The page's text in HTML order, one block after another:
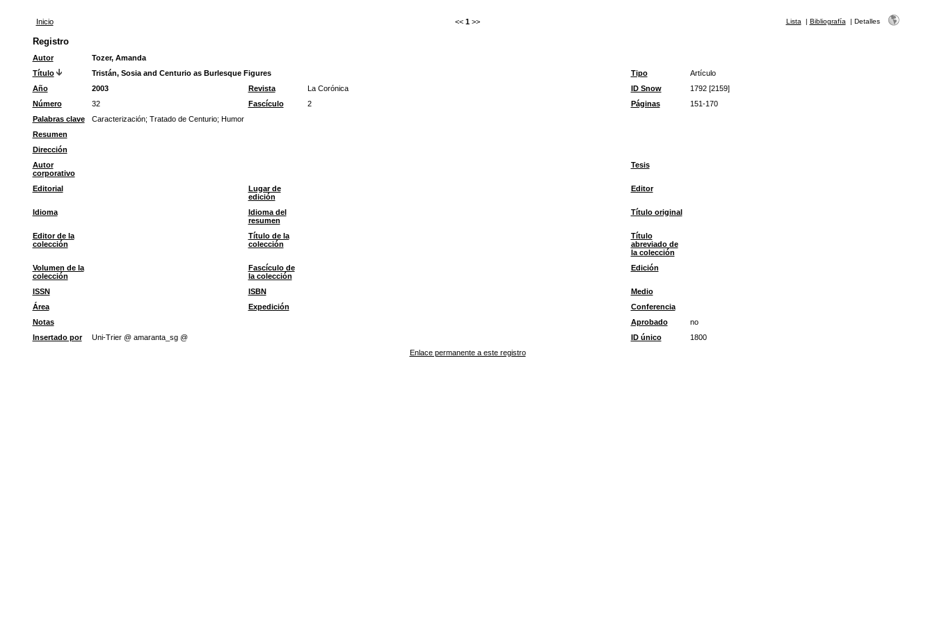
Inicio << 1 >> Lista | Bibliografía | Detalles
Registro
Autor
Tozer, Amanda
Título
Tristán, Sosia and Centurio as Burlesque Figures Tipo
Artículo
Año
2003 Revista La Corónica ID Snow
1792 [2159]
Número
32 Fascículo 2 Páginas
151-170
Palabras clave
Caracterización; Tratado de Centurio; Humor
Resumen
Dirección
Autor
corporativo
Tesis
Editorial
Lugar de
edición
Editor
Idioma
Idioma del
resumen
Título original
Editor de la
colección
Título de la
colección
Título
abreviado de
la colección
Volumen de la
colección
Fascículo de
la colección
Edición
ISSN ISBN
Medio
Área
Expedición
Conferencia
Notas
Aprobado
no
Insertado por
Uni-Trier @ amaranta_sg @ ID único
1800
Enlace permanente a este registro